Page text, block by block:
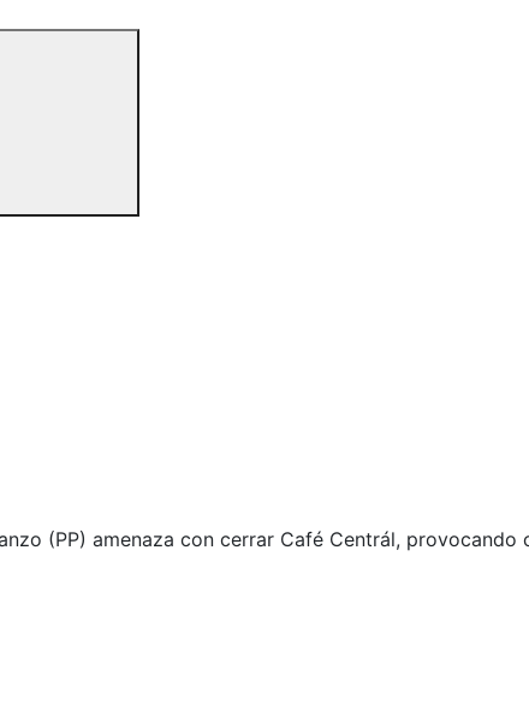
(PP) amenaza con cerrar Café Centrál,